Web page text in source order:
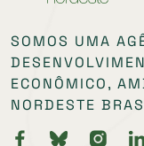
SOMOS UMA
ECONÔMICO,
NORDESTE